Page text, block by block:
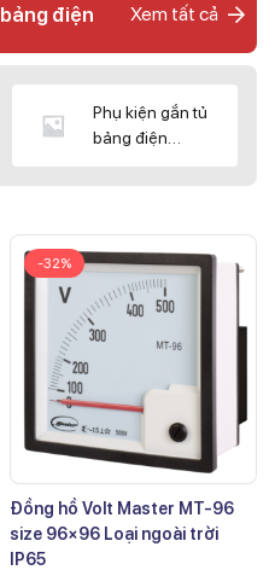
điện Xem tất cả
Phụ kiện gắn tủ
bảng điện
-32%
Đồng hồ Volt Master MT-96
size 96×96 Loại ngoài trời
IP65